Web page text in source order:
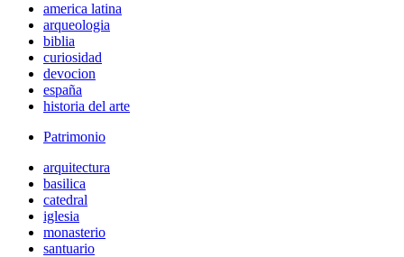
america latina
arqueologia
biblia
curiosidad
devocion
españa
historia del arte
Patrimonio
arquitectura
basilica
catedral
iglesia
monasterio
santuario